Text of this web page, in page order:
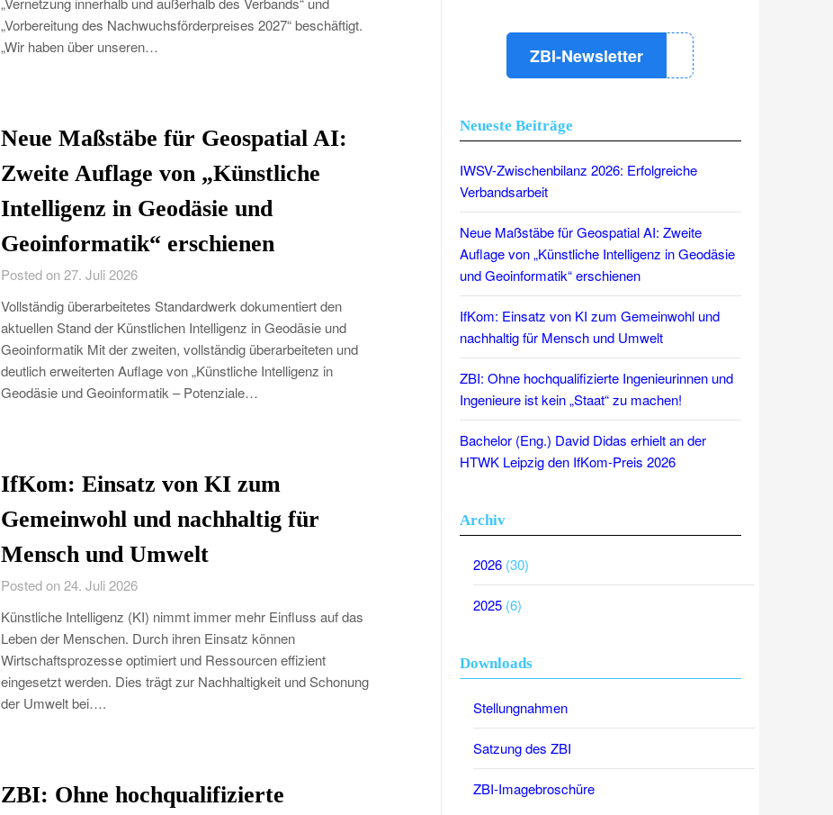
„Vorbereitung des Nachwuchsförderpreises 2027“ beschäftigt.
„Wir haben über unseren…
Neue Maßstäbe für Geospatial AI:
Zweite Auflage von „Künstliche
Intelligenz in Geodäsie und
Geoinformatik“ erschienen
Posted on 27. Juli 2026
Vollständig überarbeitetes Standardwerk dokumentiert den
aktuellen Stand der Künstlichen Intelligenz in Geodäsie und
Geoinformatik Mit der zweiten, vollständig überarbeiteten und
deutlich erweiterten Auflage von „Künstliche Intelligenz in
Geodäsie und Geoinformatik – Potenziale…
IfKom: Einsatz von KI zum
Gemeinwohl und nachhaltig für
Mensch und Umwelt
Posted on 24. Juli 2026
Künstliche Intelligenz (KI) nimmt immer mehr Einfluss auf das
Leben der Menschen. Durch ihren Einsatz können
Wirtschaftsprozesse optimiert und Ressourcen effizient
eingesetzt werden. Dies trägt zur Nachhaltigkeit und Schonung
der Umwelt bei….
ZBI: Ohne hochqualifizierte
ZBI-Newsletter
Neueste Beiträge
IWSV-Zwischenbilanz 2026: Erfolgreiche
Verbandsarbeit
Neue Maßstäbe für Geospatial AI: Zweite
Auflage von „Künstliche Intelligenz in Geodäsie
und Geoinformatik“ erschienen
IfKom: Einsatz von KI zum Gemeinwohl und
nachhaltig für Mensch und Umwelt
ZBI: Ohne hochqualifizierte Ingenieurinnen und
Ingenieure ist kein „Staat“ zu machen!
Bachelor (Eng.) David Didas erhielt an der
HTWK Leipzig den IfKom-Preis 2026
Archiv
2026(30)
2025(6)
Downloads
Stellungnahmen
Satzung des ZBI
ZBI-Imagebroschüre